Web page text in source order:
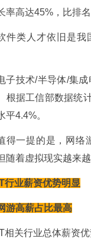
率高达45%，比排
件类人才依旧是我
子技术/半导体/集
根据工信部数据统
平4.4%。
得一提的是，网络
随着虚拟现实越来
行业薪资优势明显
游高薪占比最高
相关行业总体薪资